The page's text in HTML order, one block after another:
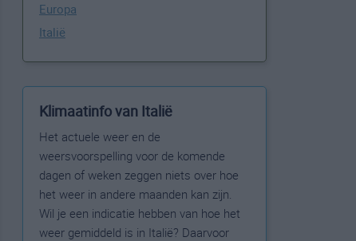
Europa
Italië
Klimaatinfo van Italië
Het actuele weer en de
weersvoorspelling voor de komende
dagen of weken zeggen niets over hoe
het weer in andere maanden kan zijn.
Wil je een indicatie hebben van hoe het
weer gemiddeld is in Italië? Daarvoor